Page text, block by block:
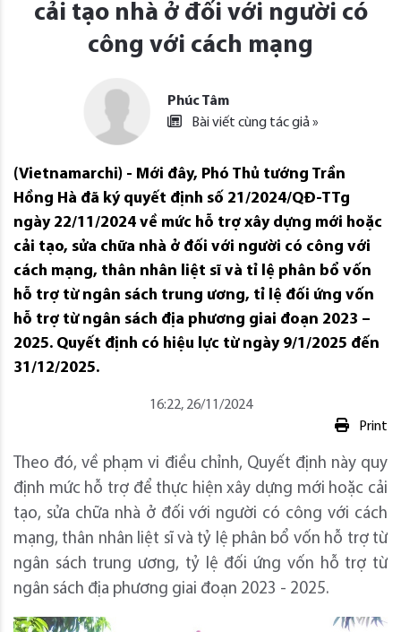
cải tạo nhà ở đối với người có
công với cách mạng
Phúc Tâm
Bài viết cùng tác giả »
(Vietnamarchi) - Mới đây, Phó Thủ tướng Trần
Hồng Hà đã ký quyết định số 21/2024/QĐ-TTg
ngày 22/11/2024 về mức hỗ trợ xây dựng mới hoặc
cải tạo, sửa chữa nhà ở đối với người có công với
cách mạng, thân nhân liệt sĩ và tỉ lệ phân bổ vốn
hỗ trợ từ ngân sách trung ương, tỉ lệ đối ứng vốn
hỗ trợ từ ngân sách địa phương giai đoạn 2023 –
2025. Quyết định có hiệu lực từ ngày 9/1/2025 đến
31/12/2025.
16:22, 26/11/2024
Print
Theo đó, về phạm vi điều chỉnh, Quyết định này quy
định mức hỗ trợ để thực hiện xây dựng mới hoặc cải
tạo, sửa chữa nhà ở đối với người có công với cách
mạng, thân nhân liệt sĩ và tỷ lệ phân bổ vốn hỗ trợ từ
ngân sách trung ương, tỷ lệ đối ứng vốn hỗ trợ từ
ngân sách địa phương giai đoạn 2023 - 2025.